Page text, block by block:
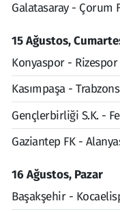
Galatasaray - Çorum
15 Ağustos,
Konyaspor - Rizespor
Kasımpaşa -
Gençlerbirliği S.K. -
Gaziantep FK -
16 Ağustos, Pazar
Başakşehir -